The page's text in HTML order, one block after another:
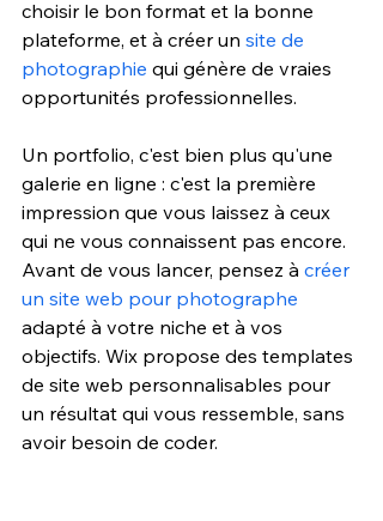
choisir le bon format et la bonne
plateforme, et à créer un site de
photographie qui génère de vraies
opportunités professionnelles.
Un portfolio, c'est bien plus qu'une
galerie en ligne : c'est la première
impression que vous laissez à ceux
qui ne vous connaissent pas encore.
Avant de vous lancer, pensez à créer
un site web pour photographe
adapté à votre niche et à vos
objectifs. Wix propose des templates
de site web personnalisables pour
un résultat qui vous ressemble, sans
avoir besoin de coder.